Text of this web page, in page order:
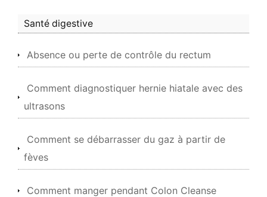
Santé digestive
Absence ou perte de contrôle du rectum
Comment diagnostiquer hernie hiatale avec des
ultrasons
Comment se débarrasser du gaz à partir de
fèves
Comment manger pendant Colon Cleanse